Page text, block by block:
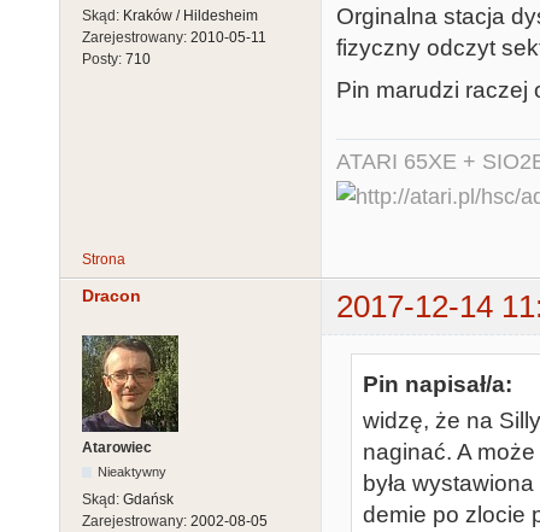
Skąd: Kraków / Hildesheim
Zarejestrowany: 2010-05-11
Posty: 710
Orginalna stacja
fizyczny odczyt
Pin marudzi raczej
ATARI 65XE +
Strona
Dracon 2017-12-14
Atarowiec
Nieaktywny
Skąd: Gdańsk
Zarejestrowany: 2002-08-05
Pin napisał/a:
widzę, że na
naginać. A
była
demie po zlocie